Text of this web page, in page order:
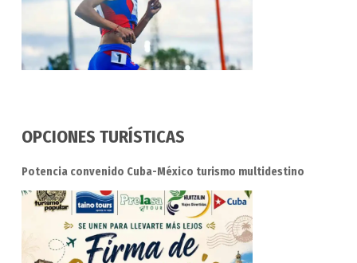
OPCIONES TURÍSTICAS
Potencia convenido Cuba-México turismo multidestino